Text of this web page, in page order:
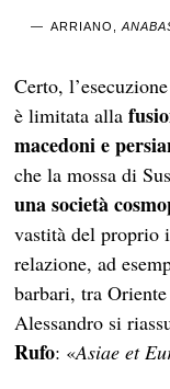
ARRIANO,
Certo,
è limitata alla
macedoni e
che la mossa di
una società
vastità del proprio
relazione, ad
barbari, tra
Alessandro si
Rufo: «Asiae et